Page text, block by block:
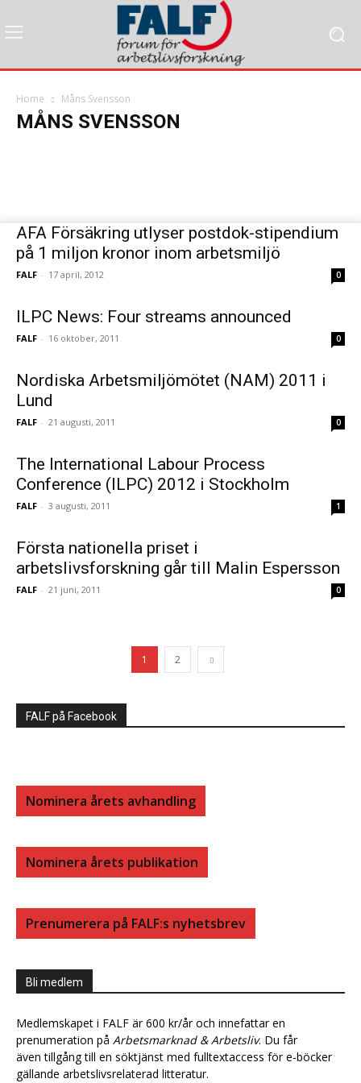
Home Måns Svensson
MÅNS SVENSSON
bästa avhandling inom arbetsvetenskap
FALF - 20 juni, 2013
Arbetsliv i Omvandling
AFA Försäkring utlyser postdok-stipendium
på 1 miljon kronor inom arbetsmiljö
FALF - 17 april, 2012 0
ILPC News: Four streams announced
FALF - 16 oktober, 2011 0
Nordiska Arbetsmiljömötet (NAM) 2011 i
Lund
FALF - 21 augusti, 2011 0
The International Labour Process
Conference (ILPC) 2012 i Stockholm
FALF - 3 augusti, 2011 1
Första nationella priset i
arbetslivsforskning går till Malin Espersson
FALF - 21 juni, 2011 0
1 2
FALF på Facebook
Nominera årets avhandling
Nominera årets publikation
Prenumerera på FALF:s nyhetsbrev
Bli medlem
Medlemskapet i FALF är 600 kr/år och innefattar en
prenumeration på Arbetsmarknad & Arbetsliv. Du får
även tillgång till en söktjänst med fulltextaccess för e-böcker
gällande arbetslivsrelaterad litteratur.